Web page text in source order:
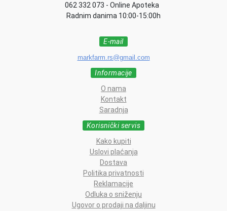
062 332 073 - Online Apoteka
Radnim danima 10:00-15:00h
E-mail
markfarm.rs@gmail.com
Informacije
O nama
Kontakt
Saradnja
Korisnički servis
Kako kupiti
Uslovi plaćanja
Dostava
Politika privatnosti
Reklamacije
Odluka o sniženju
Ugovor o prodaji na daljinu